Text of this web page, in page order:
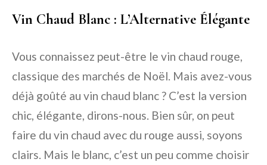
Vin Chaud Blanc : L’Alternative Élégante
Vous connaissez peut-être le vin chaud rouge,
classique des marchés de Noël. Mais avez-vous
déjà goûté au vin chaud blanc ? C’est la version
chic, élégante, dirons-nous. Bien sûr, on peut
faire du vin chaud avec du rouge aussi, soyons
clairs. Mais le blanc, c’est un peu comme choisir